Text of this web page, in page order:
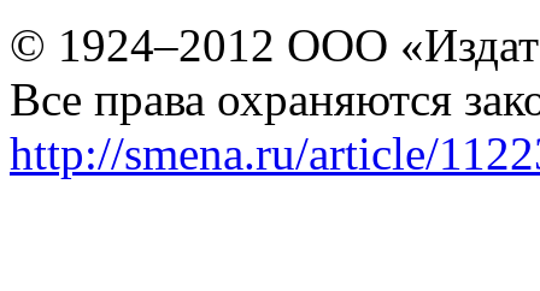
© 1924–2012 ООО
Все права охраняются
http://smena.ru/article/